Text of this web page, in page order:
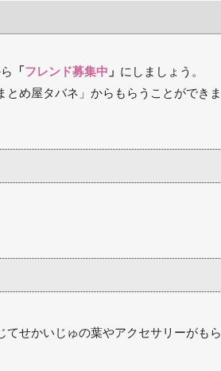
「フレンド募集中 」 にしましょう。
め屋タバネ」からもらうことができま
せかいじゅの葉やアクセサリーがもら